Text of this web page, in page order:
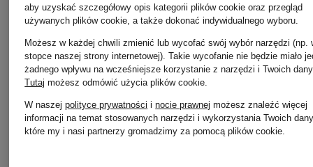
Angels
Patagonia
aby uzyskać szczegółowy opis kategorii plików cookie oraz przegląd
używanych plików cookie, a także dokonać indywidualnego wyboru.
Możesz w każdej chwili zmienić lub wycofać swój wybór narzędzi (np.
stopce naszej strony internetowej). Takie wycofanie nie będzie miało
żadnego wpływu na wcześniejsze korzystanie z narzędzi i Twoich
Tutaj możesz odmówić użycia plików cookie
W naszejpolityce prywatności inocie prawnej możesz znaleźć więcej
informacji na temat stosowanych narzędzi i wykorzystania Twoich
które my i nasi partnerzy gromadzimy za pomocą plików cookie.